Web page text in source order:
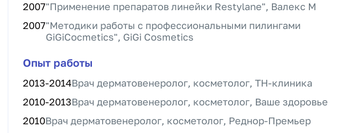
2007"Применение препаратов линейки Restylane", Валекс М
2007"Методики работы с профессиональными пилингами
GiGiCocmetics", GiGi Cosmetics
Опыт работы
2013-2014Врач дерматовенеролог, косметолог, ТН-клиника
2010-2013Врач дерматовенеролог, косметолог, Ваше здоровье
2010Врач дерматовенеролог, косметолог, Реднор-Премьер